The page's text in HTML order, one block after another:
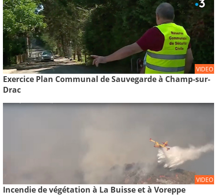
VIDEO
Exercice Plan Communal de Sauvegarde à Champ-sur-
Drac
VIDEO
Incendie de végétation à La Buisse et à Voreppe